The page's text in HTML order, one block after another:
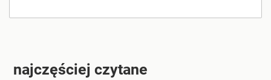
najczęściej czytane